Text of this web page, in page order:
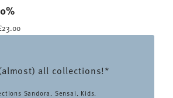
all collections!*
Sandora, Sensai, Kids.